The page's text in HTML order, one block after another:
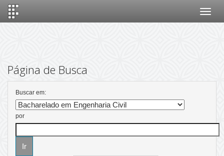
Página de Busca
Buscar em:
por